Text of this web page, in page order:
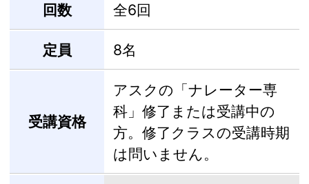
回数 全6回
定員 8名
受講資格
アスクの「ナレーター専
科」修了または受講中の
方。修了クラスの受講時期
は問いません。